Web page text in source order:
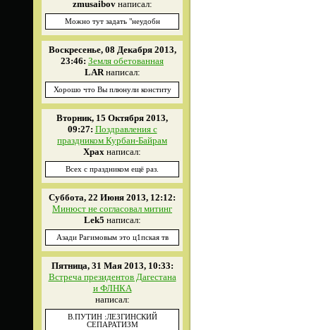
zmusaibovнаписал:
Можно тут задать "неудобн
Воскресенье, 08 Декабря 2013,
23:46: Земля обетованная
LARнаписал:
Хорошо что Вы плюнули конститу
Вторник, 15 Октября 2013,
09:27: Поздравления с
праздником Курбан-Байрам
Xpax написал:
Всех с праздником ещё раз.
Суббота, 22 Июня 2013, 12:12:
Минюст не согласовал митинг
Lek5 написал:
Азади Рагимовым это ц1пская тв
Пятница, 31 Мая 2013, 10:33:
Встреча президентов Дагестана
и ФЛНКА
написал:
В.ПУТИН :ЛЕЗГИНСКИЙ
СЕПАРАТИЗМ